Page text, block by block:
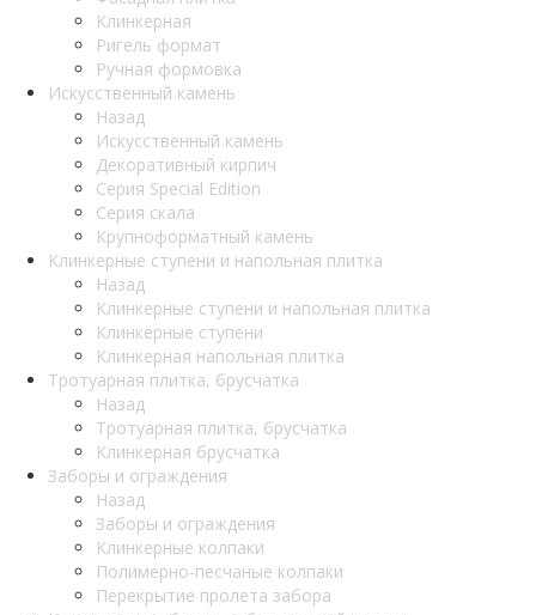
Клинкерная
Ригель формат
Ручная формовка
Искусственный камень
Назад
Искусственный камень
Декоративный кирпич
Серия Special Edition
Серия скала
Крупноформатный камень
Клинкерные ступени и напольная плитка
Назад
Клинкерные ступени и напольная плитка
Клинкерные ступени
Клинкерная напольная плитка
Тротуарная плитка, брусчатка
Назад
Тротуарная плитка, брусчатка
Клинкерная брусчатка
Заборы и ограждения
Назад
Заборы и ограждения
Клинкерные колпаки
Полимерно-песчаные колпаки
Перекрытие пролета забора